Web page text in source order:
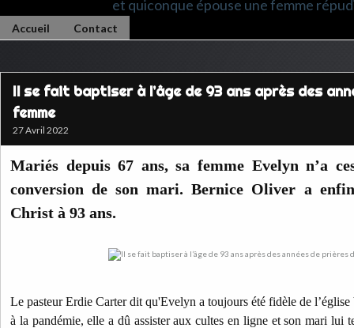
et quiconque épouse une femme
Accueil Contact
Il se fait baptiser à l’âge de 93 ans après des
femme
27 Avril 2022
Mariés depuis 67 ans, sa femme Evelyn n’a
conversion de son mari. Bernice Oliver a
Christ à 93 ans.
Le pasteur Erdie Carter dit qu'Evelyn a toujours été fidèle de
à la pandémie, elle a dû assister aux cultes en ligne et son mari lui